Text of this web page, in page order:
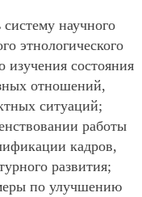
научного
этнологического
изучения состояния
отношений,
ситуаций;
работы
кадров,
развития;
по улучшению